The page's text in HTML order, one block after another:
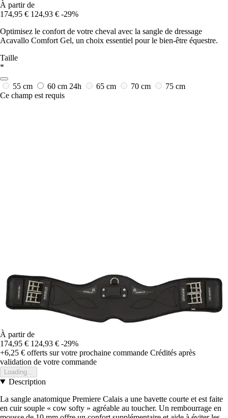
À partir de
174,95 € 124,93 € -29%
Optimisez le confort de votre cheval avec la sangle de dressage
Acavallo Comfort Gel, un choix essentiel pour le bien-être équestre.
Taille
*
55 cm 60 cm 24h 65 cm 70 cm
75 cm
Ce champ est requis
À partir de
174,95 € 124,93 € -29%
+6,25 € offerts sur votre prochaine commande Crédités après
validation de votre commande
Loading...
Description
La sangle anatomique Premiere Calais a une bavette courte et est faite
en cuir souple « cow softy » agréable au toucher. Un rembourrage en